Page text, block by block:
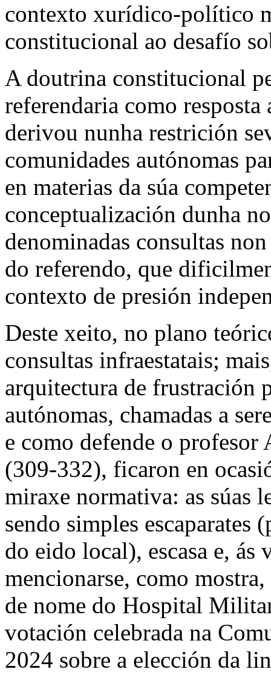
contexto xurídico-político
constitucional ao desafío
A doutrina constitucional
referendaria como
derivou nunha restrición
comunidades autónomas
en materias da súa
conceptualización dunha
denominadas consultas
do referendo, que
contexto de presión
Deste xeito, no plano
consultas infraestatais;
arquitectura de frustración
autónomas, chamadas a
e como defende o
(309-332), ficaron en
miraxe normativa: as súas
sendo simples escaparates
do eido local), escasa e, ás
mencionarse, como
de nome do Hospital
votación celebrada na
2024 sobre a elección da